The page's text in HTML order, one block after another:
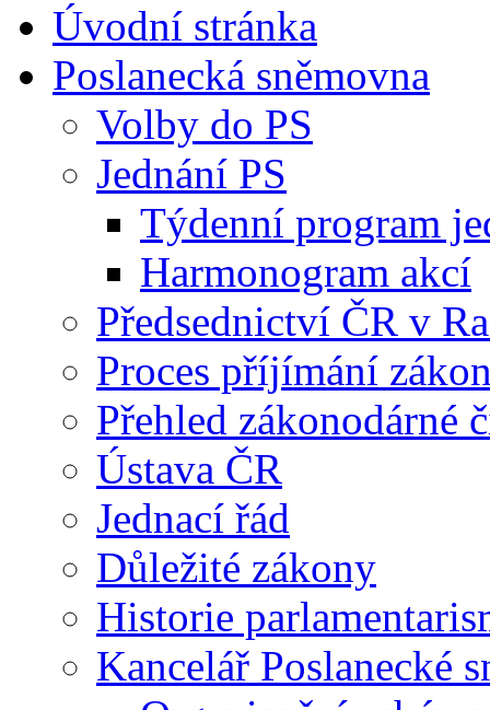
Úvodní stránka
Poslanecká sněmovna
Volby do PS
Jednání PS
Týdenní program
Harmonogram akcí
Předsednictví ČR v
Proces příjímání
Přehled zákonodárné
Ústava ČR
Jednací řád
Důležité zákony
Historie
Kancelář Poslanecké